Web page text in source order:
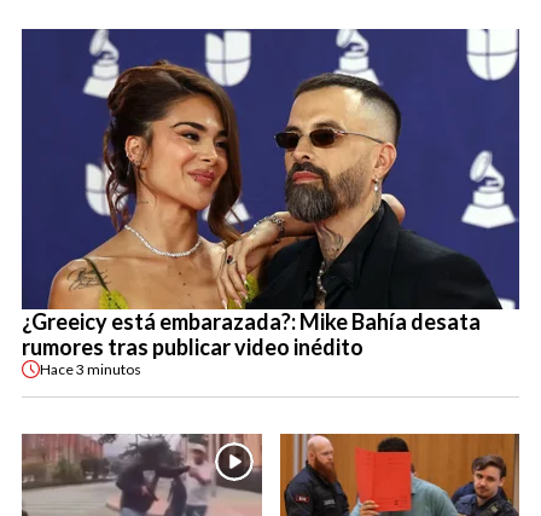
¿Greeicy está embarazada?: Mike Bahía desata
rumores tras publicar video inédito
Hace3 minutos